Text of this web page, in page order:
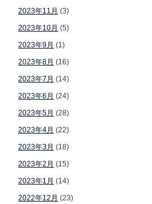
2023年11月 (3)
2023年10月 (5)
2023年9月 (1)
2023年8月 (16)
2023年7月 (14)
2023年6月 (24)
2023年5月 (28)
2023年4月 (22)
2023年3月 (18)
2023年2月 (15)
2023年1月 (14)
2022年12月 (23)